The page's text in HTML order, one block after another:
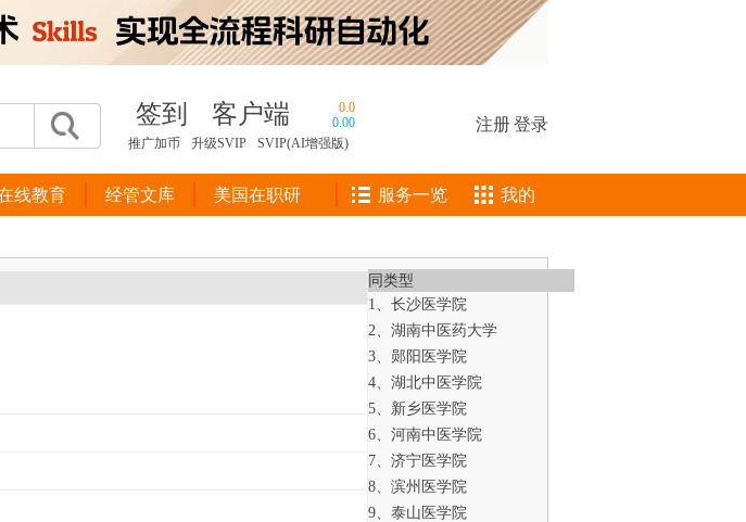
签到 客户端
0.0
0.00
推广加币
升级SVIP SVIP(AI增强版)
注册登录
线教育 经管文库 美国在职研 服务一览 我的
同类型
1、长沙医学院
2、湖南中医药大学
3、郧阳医学院
4、湖北中医学院
5、新乡医学院
6、河南中医学院
7、济宁医学院
8、滨州医学院
9、泰山医学院